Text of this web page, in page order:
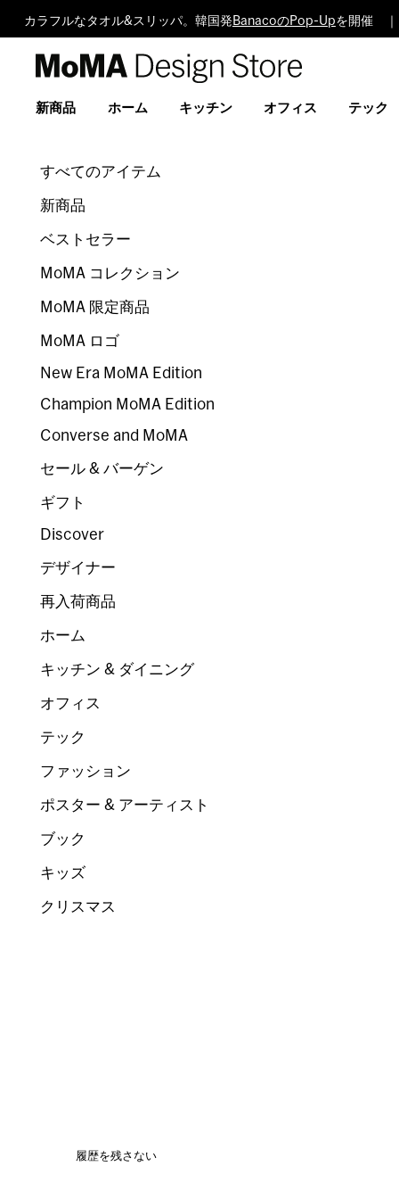
カラフルなタオル&スリッパ。韓国発 BanacoのPop-Upを開催
Design
新商品 ホーム キッチン オフィス テック
すべてのアイテム
新商品
ベストセラー
MoMA コレクション
MoMA 限定商品
MoMA ロゴ
New Era MoMA Edition
Champion MoMA Edition
Converse and MoMA
セール & バーゲン
ギフト
Discover
デザイナー
再入荷商品
ホーム
キッチン & ダイニング
オフィス
テック
ファッション
ポスター & アーティスト
ブック
キッズ
クリスマス
履歴を残さない